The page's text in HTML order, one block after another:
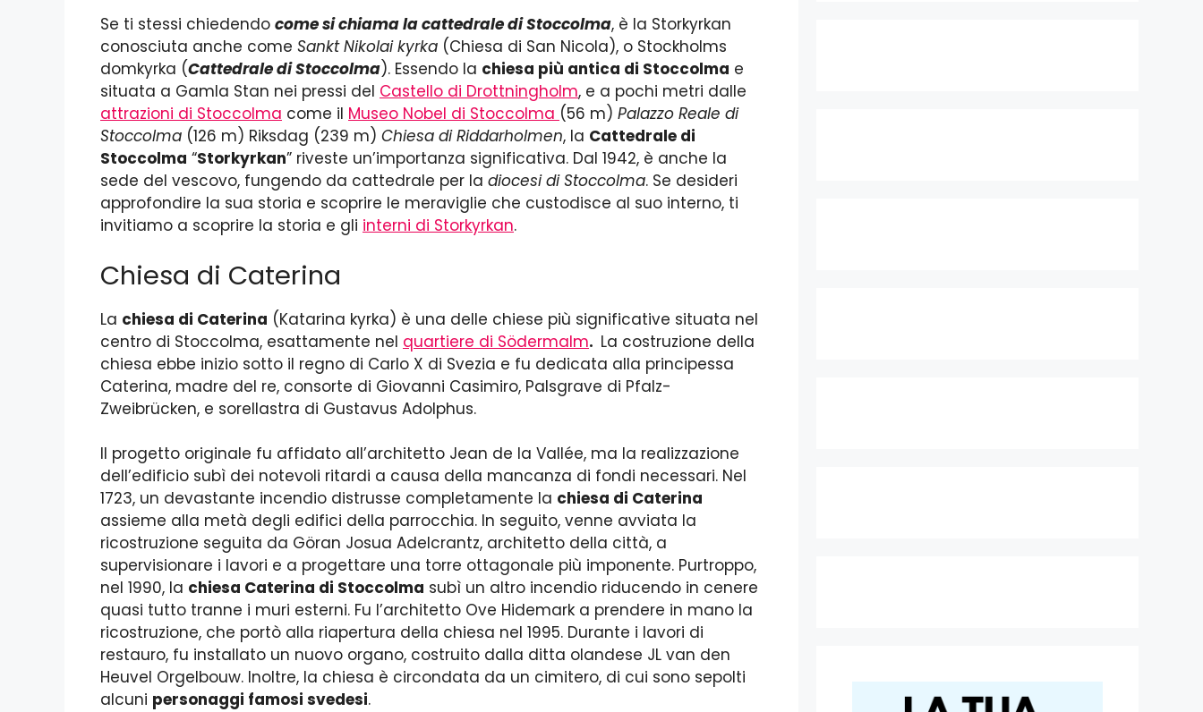
Se ti stessi chiedendo come si chiama la cattedrale di Stoccolma, è la Storkyrkan
conosciuta anche come Sankt Nikolai kyrka (Chiesa di San Nicola), o Stockholms
domkyrka (Cattedrale di Stoccolma). Essendo la chiesa più antica di Stoccolma e
situata a Gamla Stan nei pressi del Castello di Drottningholm, e a pochi metri dalle
attrazioni di Stoccolma come il Museo Nobel di Stoccolma (56 m) Palazzo Reale di
Stoccolma (126 m) Riksdag (239 m) Chiesa di Riddarholmen, la Cattedrale di
Stoccolma “Storkyrkan” riveste un’importanza significativa. Dal 1942, è anche la
sede del vescovo, fungendo da cattedrale per la diocesi di Stoccolma. Se desideri
approfondire la sua storia e scoprire le meraviglie che custodisce al suo interno, ti
invitiamo a scoprire la storia e gli interni di Storkyrkan.
Chiesa di Caterina
La chiesa di Caterina (Katarina kyrka) è una delle chiese più significative situata nel
centro di Stoccolma, esattamente nel quartiere di Södermalm. La costruzione della
chiesa ebbe inizio sotto il regno di Carlo X di Svezia e fu dedicata alla principessa
Caterina, madre del re, consorte di Giovanni Casimiro, Palsgrave di Pfalz-
Zweibrücken, e sorellastra di Gustavus Adolphus.
Il progetto originale fu affidato all’architetto Jean de la Vallée, ma la realizzazione
dell’edificio subì dei notevoli ritardi a causa della mancanza di fondi necessari. Nel
1723, un devastante incendio distrusse completamente la chiesa di Caterina
assieme alla metà degli edifici della parrocchia. In seguito, venne avviata la
ricostruzione seguita da Göran Josua Adelcrantz, architetto della città, a
supervisionare i lavori e a progettare una torre ottagonale più imponente. Purtroppo,
nel 1990, la chiesa Caterina di Stoccolma subì un altro incendio riducendo in cenere
quasi tutto tranne i muri esterni. Fu l’architetto Ove Hidemark a prendere in mano la
ricostruzione, che portò alla riapertura della chiesa nel 1995. Durante i lavori di
restauro, fu installato un nuovo organo, costruito dalla ditta olandese JL van den
Heuvel Orgelbouw. Inoltre, la chiesa è circondata da un cimitero, di cui sono sepolti
alcuni personaggi famosi svedesi.